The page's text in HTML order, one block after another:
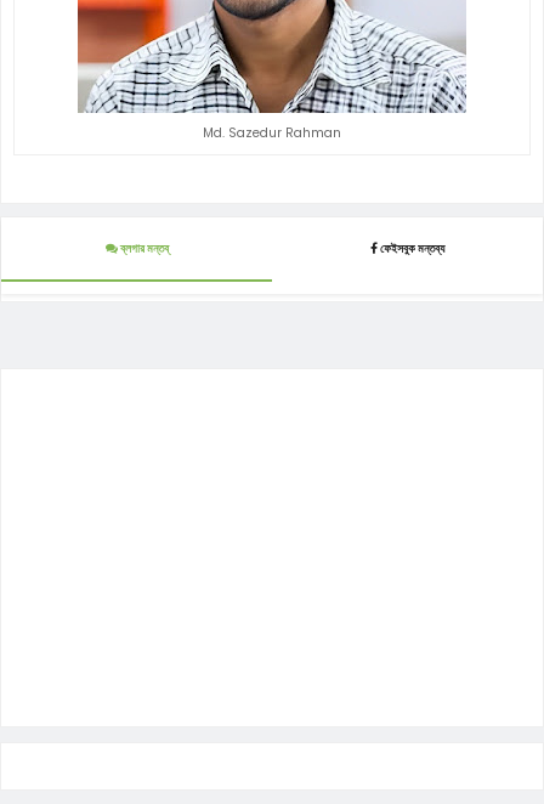
Md. Sazedur Rahman
ব্লগার মন্তব্ ফেইসবুক মন্তব্য